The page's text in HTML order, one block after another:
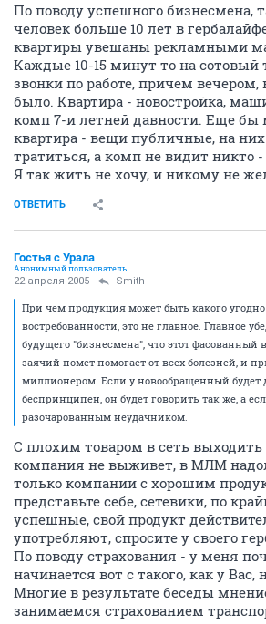
По поводу успешного бизнесмена,
человек больше 10 лет в
квартиры увешаны рекламными
Каждые 10-15 минут то на
звонки по работе, причем вечером,
было. Квартира - новостройка,
комп 7-и летней давности. Еще
квартира - вещи публичные, на них
тратиться, а комп не видит никто
Я так жить не хочу, и никому не
ОТВЕТИТЬ
Гостья с Урала
Анонимный пользователь
22 апреля 2005 Smith
При чем продукция может быть какого угодно
востребованности, это не главное. Главное
будущего "бизнесмена", что этот фасованный
заячий помет помогает от всех болезней, и
миллионером. Если у новообращенный будет
беспринципен, он будет говорить так же, а
разочарованным неудачником.
С плохим товаром в сеть выходить
компания не выживет, в МЛМ
только компании с хорошим
представьте себе, сетевики, по
успешные, свой продукт
употребляют, спросите у своего
По поводу страхования - у меня
начинается вот с такого, как у Вас,
Многие в результате беседы
занимаемся страхованием